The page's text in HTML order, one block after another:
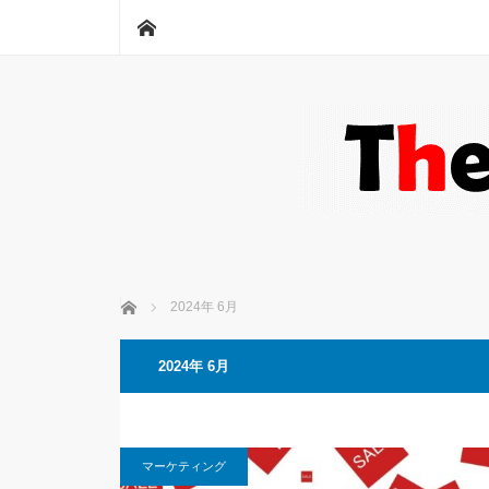
ホーム 2024年 6月
2024年 6月
マーケティング